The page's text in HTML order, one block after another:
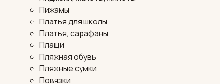
Пижамы
Платья для школы
Платья, сарафаны
Плащи
Пляжная обувь
Пляжные сумки
Повязки